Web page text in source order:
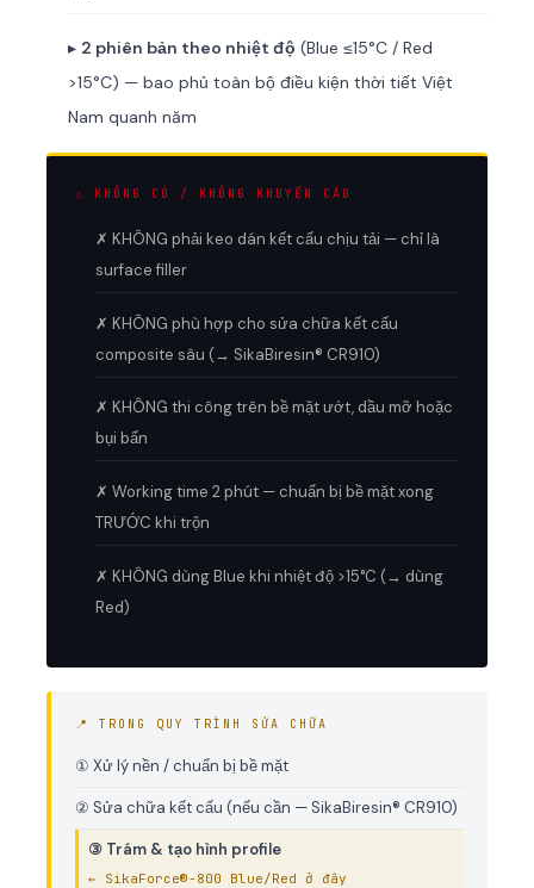
▸ 2 phiên bản theo nhiệt độ (Blue ≤15°C / Red
>15°C) — bao phủ toàn bộ điều kiện thời tiết Việt
Nam quanh năm
⚠ KHÔNG CÓ / KHÔNG KHUYẾN CÁO
✗ KHÔNG phải keo dán kết cấu chịu tải — chỉ là
surface filler
✗ KHÔNG phù hợp cho sửa chữa kết cấu
composite sâu (→ SikaBiresin® CR910)
✗ KHÔNG thi công trên bề mặt ướt, dầu mỡ hoặc
bụi bẩn
✗ Working time 2 phút — chuẩn bị bề mặt xong
TRƯỚC khi trộn
✗ KHÔNG dùng Blue khi nhiệt độ >15°C (→ dùng
Red)
📍 TRONG QUY TRÌNH SỬA CHỮA
① Xử lý nền / chuẩn bị bề mặt
② Sửa chữa kết cấu (nếu cần — SikaBiresin® CR910)
③ Trám & tạo hình profile
← SikaForce®-800 Blue/Red ở đây